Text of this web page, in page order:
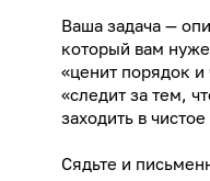
Ваша задача —
который вам
«ценит порядок
«следит за тем,
заходить в
Сядьте и